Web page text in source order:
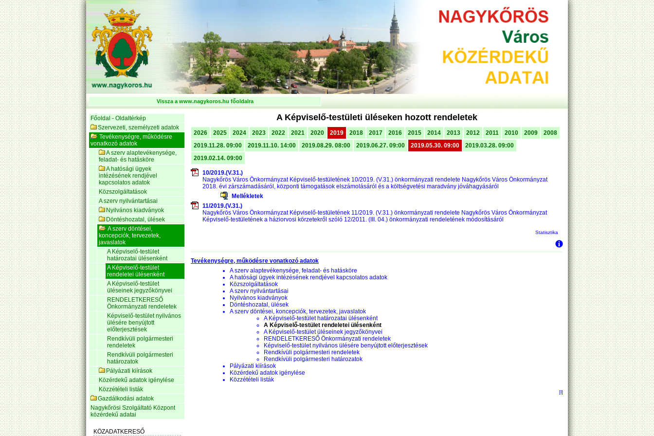
Vissza a www.nagykoros.hu főoldalra
Főoldal - Oldaltérkép
Szervezeti, személyzeti adatok
Tevékenységre, működésre
vonatkozó adatok
A szerv alaptevékenysége,
feladat- és hatásköre
A hatósági ügyek
intézésének rendjével
kapcsolatos adatok
Közszolgáltatások
A szerv nyilvántartásai
Nyilvános kiadványok
Döntéshozatal, ülések
A szerv döntései,
koncepciók, tervezetek,
javaslatok
A Képviselő-testület
határozatai ülésenként
A Képviselő-testület
rendeletei ülésenként
A Képviselő-testület
üléseinek jegyzőkönyvei
RENDELETKERESŐ
Önkormányzati rendeletek
Képviselő-testület nyilvános
ülésére benyújtott
előterjesztések
Rendkívüli polgármesteri
rendeletek
Rendkívüli polgármesteri
határozatok
Pályázati kiírások
Közérdekű adatok igénylése
Közzétételi listák
Gazdálkodási adatok
Nagykőrösi Szolgáltató Központ
közérdekű adatai
A Képviselő-testületi üléseken hozott rendeletek
2026 2025 2024 2023 2022 2021 2020 2019 2018 2017 2016 2015 2014 2013 2012 2011 2010 2009
2008
2019.11.28. 09:00
2019.11.10. 14:00 2019.08.29. 08:00 2019.06.27. 09:00 2019.05.30. 09:00
2019.03.28. 09:00
2019.02.14. 09:00
10/2019.(V.31.)
Nagykőrös Város Önkormányzat Képviselő-testületének 10/2019. (V.31.) önkormányzati rendelete Nagykőrös Város Önkormányzat
2018. évi zárszámadásáról, központi támogatások elszámolásáról és a költségvetési maradvány jóváhagyásáról
Mellékletek
11/2019.(V.31.)
Nagykőrös Város Önkormányzat Képviselő-testületének 11/2019. (V.31.) önkormányzati rendelete Nagykőrös Város Önkormányzat
Képviselő-testületének a háziorvosi körzetekről szóló 12/2011. (III. 04.) önkormányzati rendeletének módosításáról
Statisztika
Tevékenységre, működésre vonatkozó adatok
A szerv alaptevékenysége, feladat- és hatásköre
A hatósági ügyek intézésének rendjével kapcsolatos adatok
Közszolgáltatások
A szerv nyilvántartásai
Nyilvános kiadványok
Döntéshozatal, ülések
A szerv döntései, koncepciók, tervezetek, javaslatok
A Képviselő-testület határozatai ülésenként
A Képviselő-testület rendeletei ülésenként
A Képviselő-testület üléseinek jegyzőkönyvei
RENDELETKERESŐ Önkormányzati rendeletek
Képviselő-testület nyilvános ülésére benyújtott előterjesztések
Rendkívüli polgármesteri rendeletek
Rendkívüli polgármesteri határozatok
Pályázati kiírások
Közérdekű adatok igénylése
Közzétételi listák
[l]